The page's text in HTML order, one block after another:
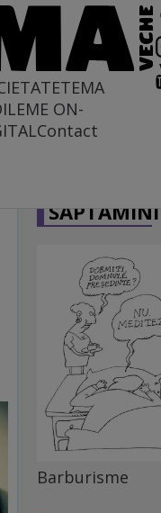
TEMA
ON-
Contact
Barburisme